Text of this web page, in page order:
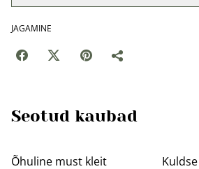
JAGAMINE
Seotud kaubad
%
Õhuline must kleit
%